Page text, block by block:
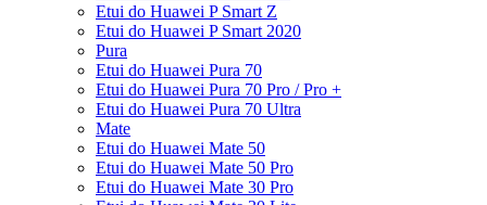
Etui do Huawei P Smart Z
Etui do Huawei P Smart 2020
Pura
Etui do Huawei Pura 70
Etui do Huawei Pura 70 Pro / Pro +
Etui do Huawei Pura 70 Ultra
Mate
Etui do Huawei Mate 50
Etui do Huawei Mate 50 Pro
Etui do Huawei Mate 30 Pro